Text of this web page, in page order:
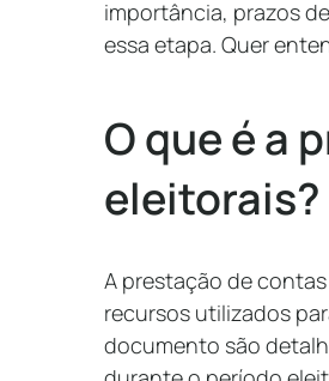
importância, prazos
essa etapa. Quer
O que é a
eleitorais?
A prestação de
recursos utilizados
documento são